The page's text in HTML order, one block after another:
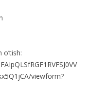
o’tish:
viewform?